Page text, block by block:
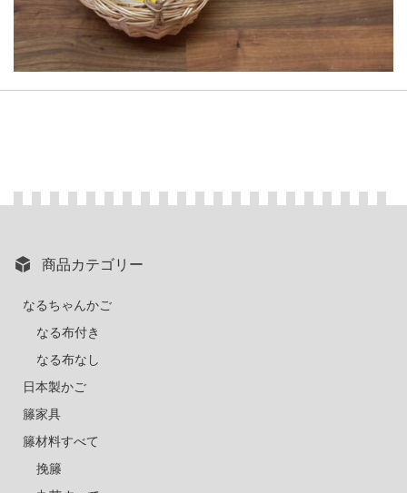
商品カテゴリー
なるちゃんかご
なる布付き
なる布なし
日本製かご
籐家具
籐材料すべて
挽籐